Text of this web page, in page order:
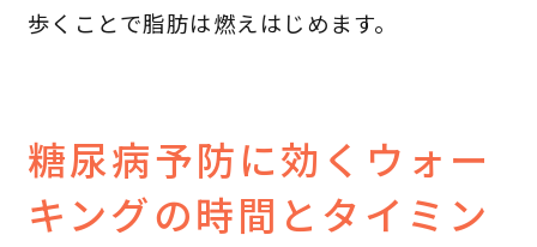
歩くことで脂肪は燃えはじめます。
糖尿病予防に効くウォー
キングの時間とタイミン